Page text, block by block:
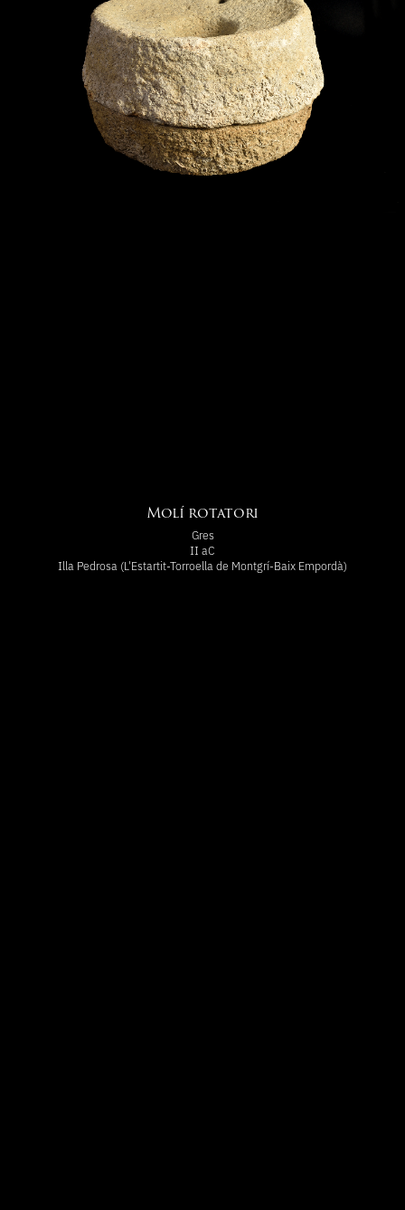
Molí rotatori
Gres
II aC
Illa Pedrosa (L'Estartit-Torroella de Montgrí-Baix Empordà)